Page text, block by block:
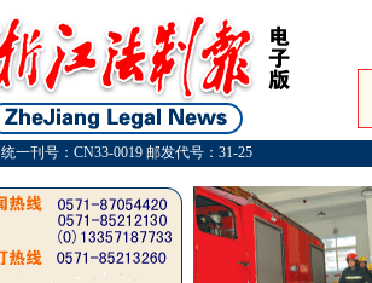
一刊号：CN33-0019 邮发代号：31-25